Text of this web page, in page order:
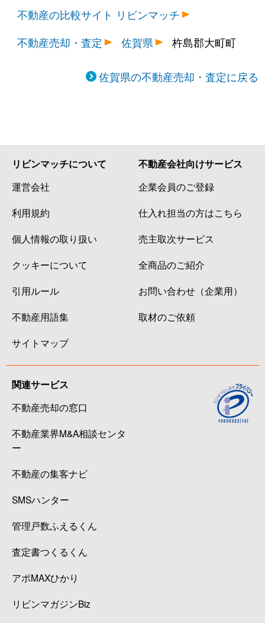
不動産の比較サイト リビンマッチ
不動産売却・査定
佐賀県 杵島郡大町町
佐賀県の不動産売却・査定に戻る
リビンマッチについて
運営会社
利用規約
個人情報の取り扱い
クッキーについて
引用ルール
不動産用語集
サイトマップ
不動産会社向けサービス
企業会員のご登録
仕入れ担当の方はこちら
売主取次サービス
全商品のご紹介
お問い合わせ（企業用）
取材のご依頼
関連サービス
不動産売却の窓口
不動産業界M&A相談センタ
ー
不動産の集客ナビ
SMSハンター
管理戸数ふえるくん
査定書つくるくん
アポMAXひかり
リビンマガジンBiz